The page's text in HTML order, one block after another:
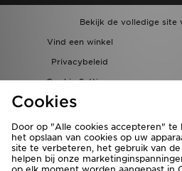
Bekijk de volledige site
Vind een winkel
Privacybeleid
Cookie Settings
Bestellingen en Levering
Cookies
Door op "Alle cookies accepteren" te
het opslaan van cookies op uw
site te verbeteren, het gebruik van
helpen bij onze